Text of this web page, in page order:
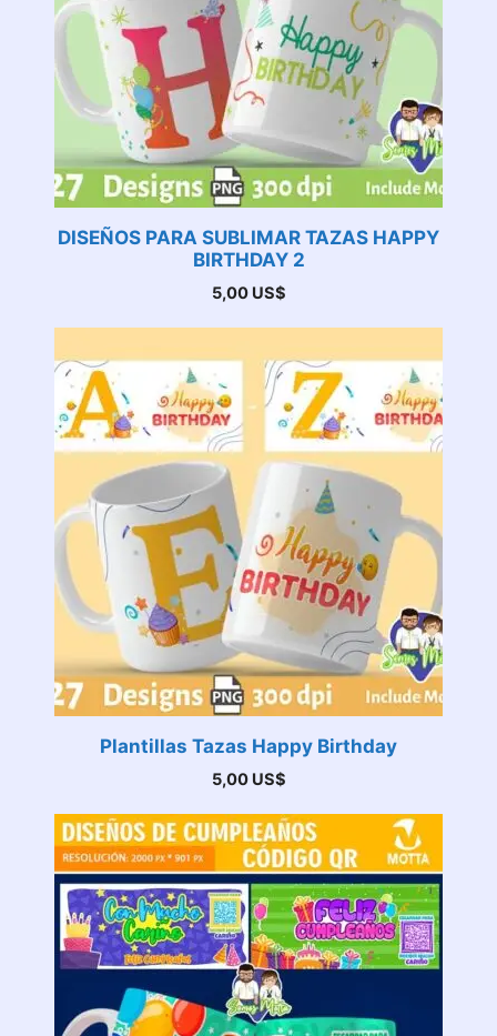
DISEÑOS PARA SUBLIMAR TAZAS HAPPY
BIRTHDAY 2
5,00 US$
Plantillas Tazas Happy Birthday
5,00 US$